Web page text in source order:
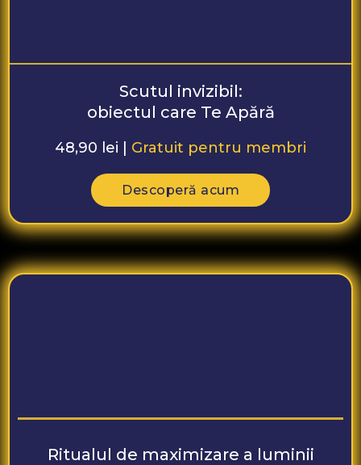
Scutul invizibil:
obiectul care Te Apără
48,90 lei | Gratuit pentru membri
Descoperă acum
Ritualul de maximizare a luminii